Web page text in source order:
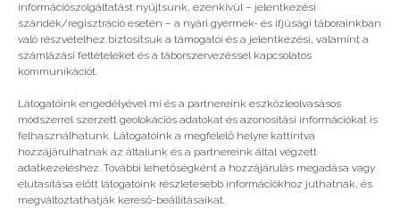
információszolgáltatást nyújtsunk, ezenkívül – jelentkezési
szándék/regisztráció esetén – a nyári gyermek- és ifjúsági táborainkban
való részvételhez biztosítsuk a támogatói és a jelentkezési, valamint a
számlázási feltételeket és a táborszervezéssel kapcsolatos
kommunikációt.
Látogatóink engedélyével mi és a partnereink eszközleolvasásos
módszerrel szerzett geolokációs adatokat és azonosítási információkat is
felhasználhatunk. Látogatóink a megfelelő helyre kattintva
hozzájárulhatnak az általunk és a partnereink által végzett
adatkezeléshez. További lehetőségként a hozzájárulás megadása vagy
elutasítása előtt látogatóink részletesebb információkhoz juthatnak, és
megváltoztathatják kereső-beállításaikat.
© legjobbtabor.hu
GDPR | Adatvédelmi és adatkezelési szabályzat